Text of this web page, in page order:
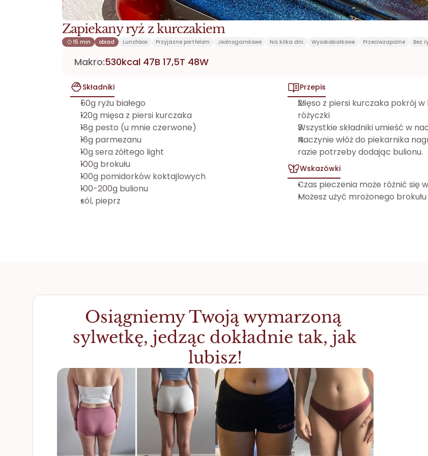
Zapiekany ryż z kurczakiem
15 min obiad Lunchbox Przyjazne portfelom Jednogarnkowe Na kilka dni Wysokobiałkowe Przeciwzapalne Bez
Makro:530kcal 47B 17,5T 48W
Składniki
50g ryżu białego
120g mięsa z piersi kurczaka
18g pesto (u mnie czerwone)
16g parmezanu
10g sera żółtego light
100g brokułu
100g pomidorków koktajlowych
100-200g bulionu
sól, pieprz
Przepis
Mięso z piersi kurczaka pokrój
różyczki
Wszystkie składniki umieść w
Naczynie włóż do piekarnika
razie potrzeby dodając bulionu.
Wskazówki
Czas pieczenia może różnić się
Możesz użyć mrożonego brokułu
Osiągniemy Twoją wymarzoną
sylwetkę, jedząc dokładnie tak, jak
lubisz!